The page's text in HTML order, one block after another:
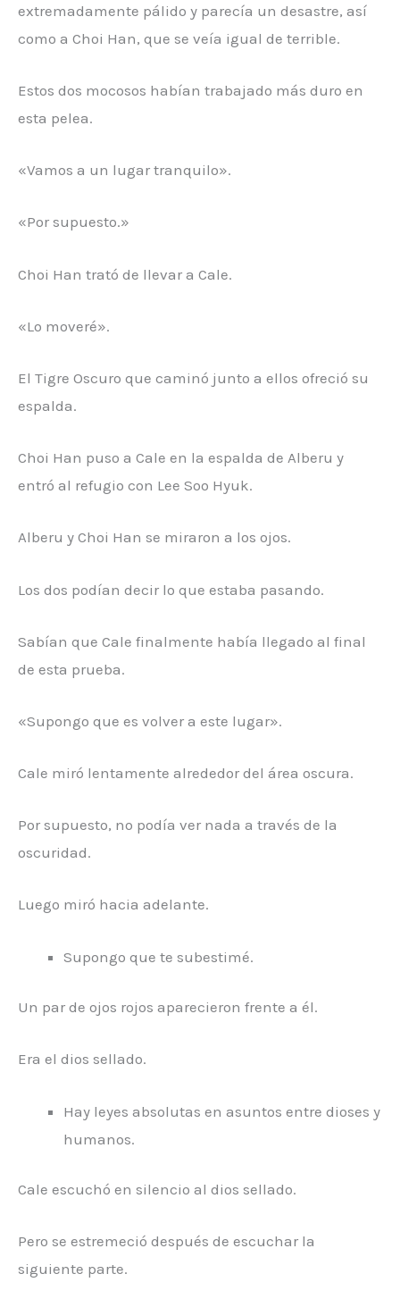
extremadamente pálido y parecía un desastre, así
como a Choi Han, que se veía igual de terrible.
Estos dos mocosos habían trabajado más duro en
esta pelea.
«Vamos a un lugar tranquilo».
«Por supuesto.»
Choi Han trató de llevar a Cale.
«Lo moveré».
El Tigre Oscuro que caminó junto a ellos ofreció su
espalda.
Choi Han puso a Cale en la espalda de Alberu y
entró al refugio con Lee Soo Hyuk.
Alberu y Choi Han se miraron a los ojos.
Los dos podían decir lo que estaba pasando.
Sabían que Cale finalmente había llegado al final
de esta prueba.
«Supongo que es volver a este lugar».
Cale miró lentamente alrededor del área oscura.
Por supuesto, no podía ver nada a través de la
oscuridad.
Luego miró hacia adelante.
Supongo que te subestimé.
Un par de ojos rojos aparecieron frente a él.
Era el dios sellado.
Hay leyes absolutas en asuntos entre dioses y
humanos.
Cale escuchó en silencio al dios sellado.
Pero se estremeció después de escuchar la
siguiente parte.